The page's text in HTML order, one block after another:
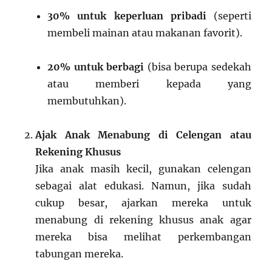
30% untuk keperluan pribadi(seperti
membeli mainan atau makanan favorit).
20% untuk berbagi (bisa berupa sedekah
atau memberi kepada yang
membutuhkan).
Ajak Anak Menabung di Celengan atau
Rekening Khusus
Jika anak masih kecil, gunakan celengan
sebagai alat edukasi. Namun, jika sudah
cukup besar, ajarkan mereka untuk
menabung di rekening khusus anak agar
mereka bisa melihat perkembangan
tabungan mereka.